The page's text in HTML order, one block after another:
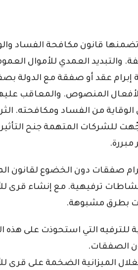
قانون مكافحة الفساد
والتبديد العمدي للأموال
إبرام عقد أو صفقة مع الدولة
الأفعال المنصوص. والمعاقب
و29 و33 من قانون الوقاية من الفساد ومكافحته.
للشركات المتهمة جنح التأثير
مبررة.
صفقات دون الخضوع لقانون
ترفيهية. مع إنشاء قرى
بطرق مشبوهة.
للترفيه التي استحوذت على هذه
الصفقات.
الميزانية الضخمة على قرى